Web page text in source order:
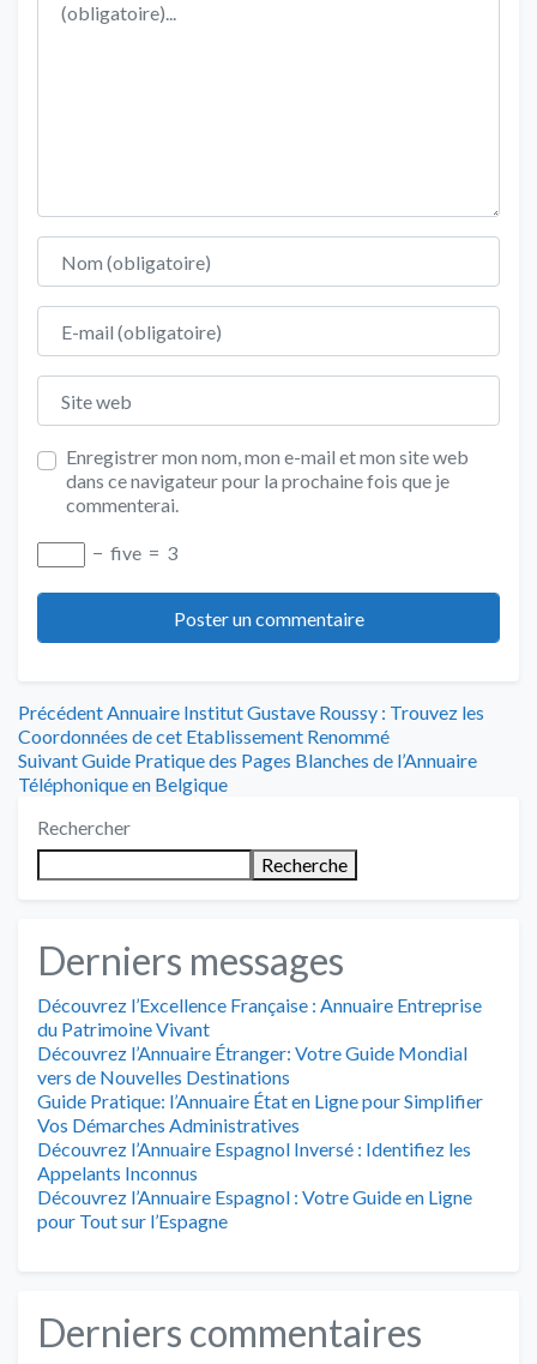
Nom
E-mail
Site web
Enregistrer mon nom, mon e-mail et mon site web
dans ce navigateur pour la prochaine fois que je
commenterai.
− five = 3
Navigation
de
l’article
Précédent Article
précédent
:
Annuaire Institut Gustave Roussy : Trouvez les
Coordonnées de cet Etablissement Renommé
SuivantArticle
suivant
Guide Pratique des Pages Blanches de l’Annuaire
Téléphonique en Belgique
Rechercher
Recherche
Derniers messages
Découvrez l’Excellence Française : Annuaire Entreprise
du Patrimoine Vivant
Découvrez l’Annuaire Étranger: Votre Guide Mondial
vers de Nouvelles Destinations
Guide Pratique: l’Annuaire État en Ligne pour Simplifier
Vos Démarches Administratives
Découvrez l’Annuaire Espagnol Inversé : Identifiez les
Appelants Inconnus
Découvrez l’Annuaire Espagnol : Votre Guide en Ligne
pour Tout sur l’Espagne
Derniers commentaires